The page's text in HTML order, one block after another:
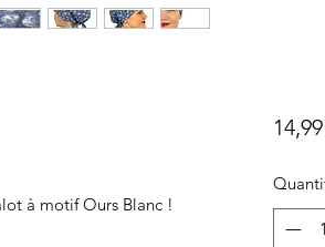
à motif Ours Blanc !